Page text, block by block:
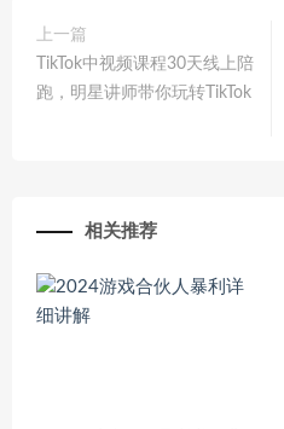
上一篇
TikTok中视频课程30天线上陪
跑，明星讲师带你玩转TikTok
相关推荐